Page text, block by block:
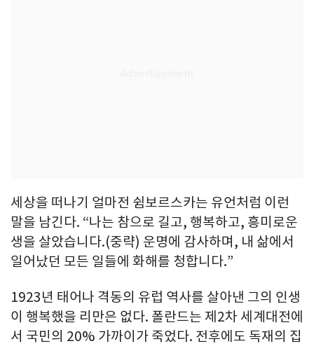
세상을 떠나기 얼마전 쉼보르스카는 유언처럼 이런
말을 남긴다. “나는 참으로 길고, 행복하고, 흥미로운
생을 살았습니다.(중략) 운명에 감사하며, 내 삶에서
일어났던 모든 일들에 화해를 청합니다.”
1923년 태어나 격동의 유럽 역사를 살아낸 그의 인생
이 행복했을 리만은 없다. 폴란드는 제2차 세계대전에
서 국민의 20% 가까이가 죽었다. 전후에도 독재의 집